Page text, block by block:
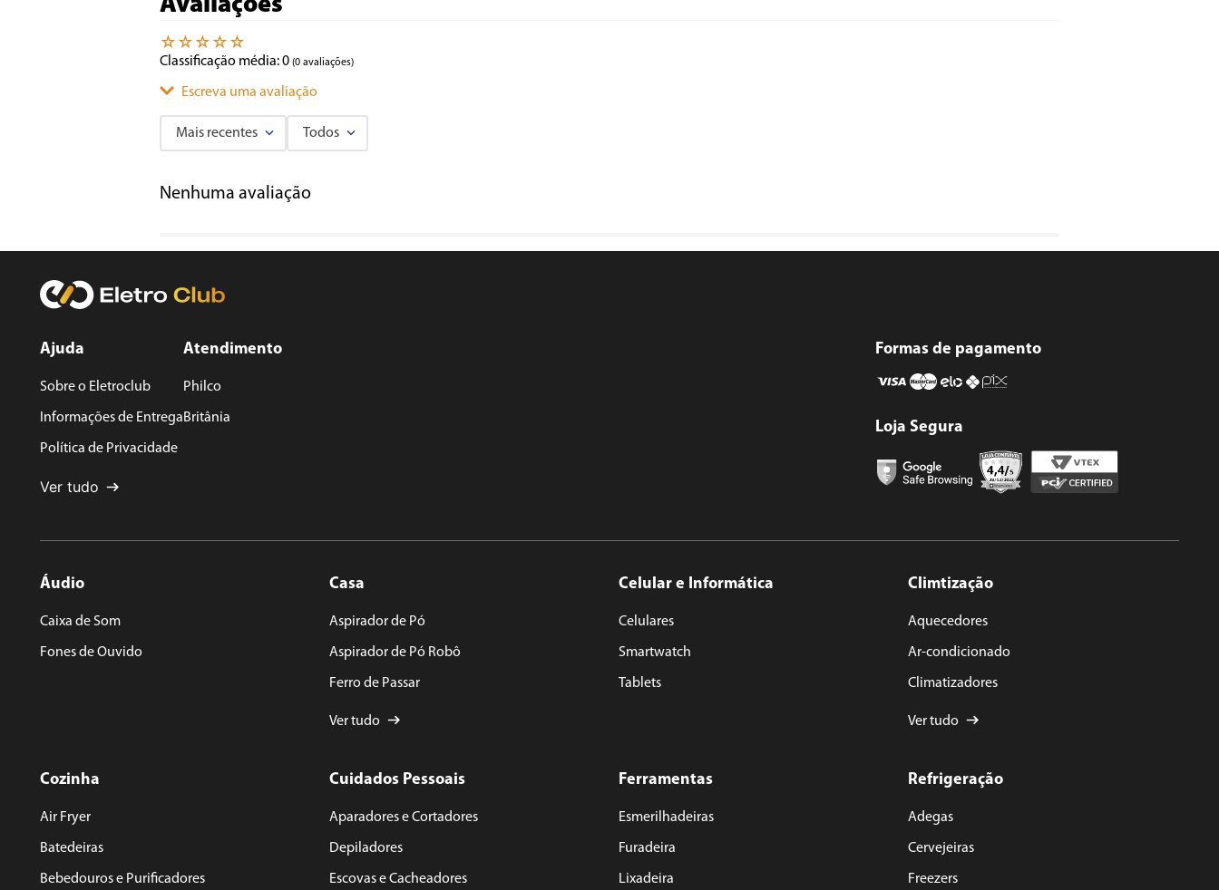
Avaliações
☆ ☆ ☆ ☆ ☆
Classificação média: 0 (0 avaliações)
Escreva uma avaliação
Título
★★
Mais recentes Todos
Nenhuma avaliação
Ajuda
Sobre o Eletroclub
Informações de Entrega
Política de Privacidade
Ver tudo
Atendimento
Philco
Britânia
Formas de pagamento
Loja Segura
Áudio
Caixa de Som
Fones de Ouvido
Casa
Aspirador de Pó
Aspirador de Pó Robô
Ferro de Passar
Ver tudo
Celular e Informática
Celulares
Smartwatch
Tablets
Climtização
Aquecedores
Ar-condicionado
Climatizadores
Ver tudo
Cozinha
Air Fryer
Batedeiras
Bebedouros e Purificadores
Cuidados Pessoais
Aparadores e Cortadores
Depiladores
Escovas e Cacheadores
Ferramentas
Esmerilhadeiras
Furadeira
Lixadeira
Refrigeração
Adegas
Cervejeiras
Freezers